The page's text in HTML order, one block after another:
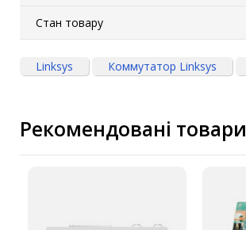
Стан товару
Linksys Коммутатор Linksys
Рекомендовані товари